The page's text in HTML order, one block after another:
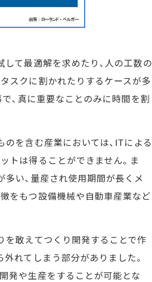
て最適解を求めたり、人の工数の
スクに割かれたりするケースが多
、真に重要なことのみに時間を割
を含む産業においては、ITによる
トは得ることができません。ま
い、量産され使用期間が長くメ
をもつ設備機械や自動車産業など
敢えてつくり開発することで作
れてしまう部分がありました。
発や生産をすることが可能とな